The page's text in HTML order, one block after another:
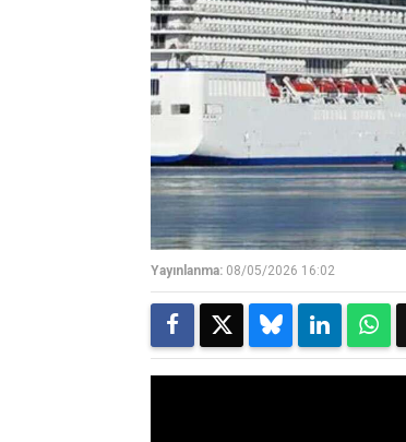
Yayınlanma: 08/05/2026 16:02